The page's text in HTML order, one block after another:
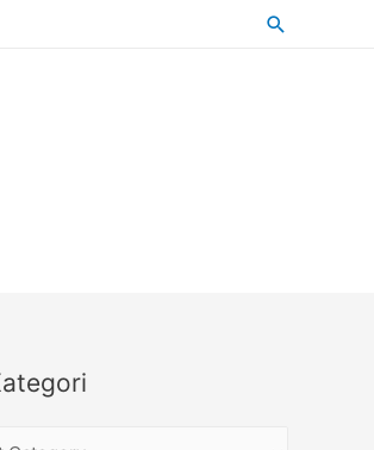
Search